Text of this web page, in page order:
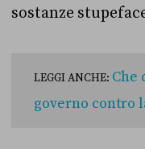
sostanze
LEGGI ANCHE: Che
governo contro